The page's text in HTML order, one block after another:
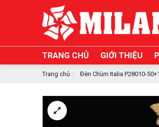
TRANG CHỦ GIỚI THIỆU
Trang chủ Đèn Chùm Italia P28010-